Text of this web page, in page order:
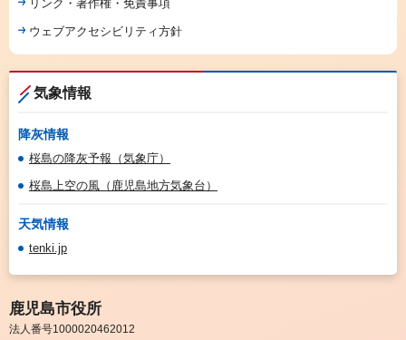
リンク・著作権・免責事項
ウェブアクセシビリティ方針
気象情報
降灰情報
桜島の降灰予報（気象庁）
桜島上空の風（鹿児島地方気象台）
天気情報
tenki.jp
鹿児島市役所
法人番号1000020462012